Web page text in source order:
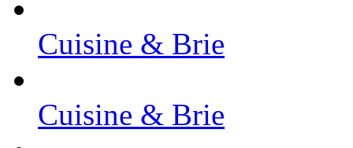
Cuisine & Brie
Cuisine & Brie